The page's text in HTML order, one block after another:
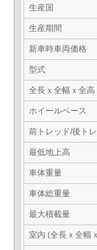
生産国
生産期間
新車時車両価格
型式
全長ｘ全幅ｘ全高
ホイールベース
前トレッド/後ト
最低地上高
車体重量
車体総重量
最大積載量
室内 (全長ｘ全幅